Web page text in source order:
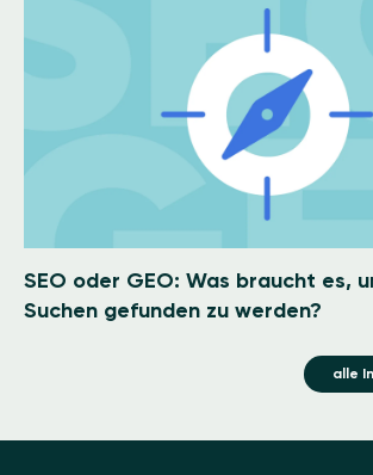
SEO oder GEO: Was braucht es,
Suchen gefunden zu werden?
alle